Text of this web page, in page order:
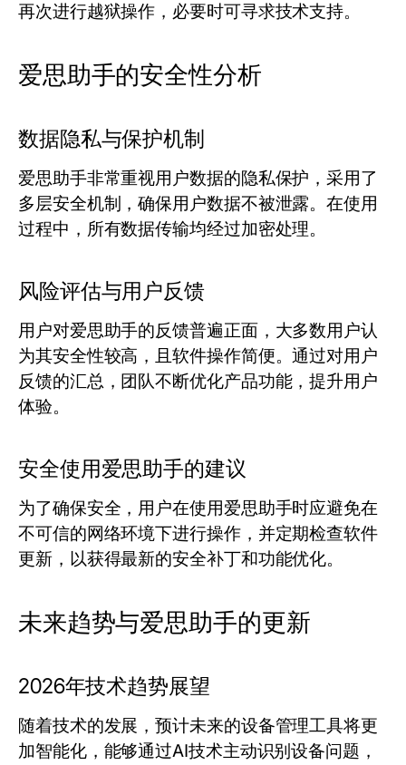
再次进行越狱操作，必要时可寻求技术支持。
爱思助手的安全性分析
数据隐私与保护机制
爱思助手非常重视用户数据的隐私保护，采用了
多层安全机制，确保用户数据不被泄露。在使用
过程中，所有数据传输均经过加密处理。
风险评估与用户反馈
用户对爱思助手的反馈普遍正面，大多数用户认
为其安全性较高，且软件操作简便。通过对用户
反馈的汇总，团队不断优化产品功能，提升用户
体验。
安全使用爱思助手的建议
为了确保安全，用户在使用爱思助手时应避免在
不可信的网络环境下进行操作，并定期检查软件
更新，以获得最新的安全补丁和功能优化。
未来趋势与爱思助手的更新
2026年技术趋势展望
随着技术的发展，预计未来的设备管理工具将更
加智能化，能够通过AI技术主动识别设备问题，